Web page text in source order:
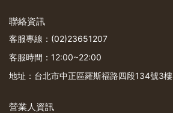
聯絡資訊
客服專線：(02)23651207
客服時間：12:00~22:00
地址：台北市中正區羅斯福路四段134號3樓
營業人資訊